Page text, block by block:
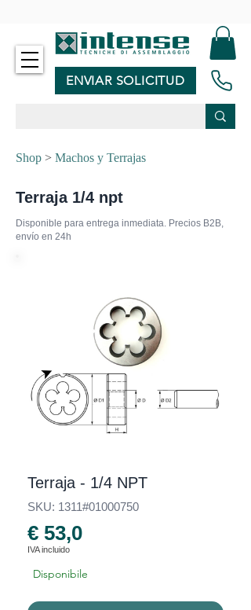
ENVIAR SOLICITUD
Shop > Machos y Terrajas
Terraja 1/4 npt
Disponible para entrega inmediata. Precios B2B,
envío en 24h
Terraja - 1/4 NPT
SKU: 1311#01000750
€ 53,0
IVA incluido
Disponibile